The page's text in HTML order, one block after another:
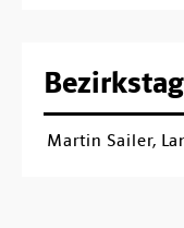
Martin Sailer,